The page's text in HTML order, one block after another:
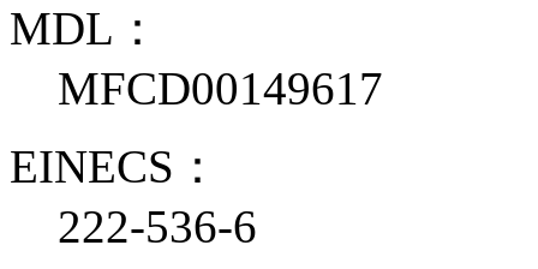
MDL：
MFCD00149617
EINECS：
222-536-6